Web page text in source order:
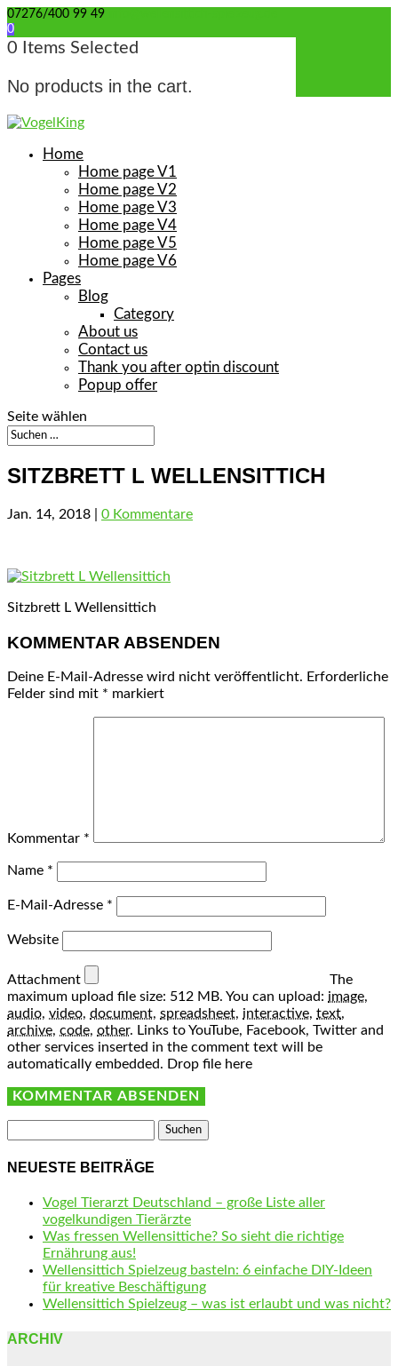
07276/400 99 49
0
0 Items Selected
No products in the cart.
Home
Home page V1
Home page V2
Home page V3
Home page V4
Home page V5
Home page V6
Pages
Blog
Category
About us
Contact us
Thank you after optin discount
Popup offer
Seite wählen
SITZBRETT L WELLENSITTICH
Jan. 14, 2018 0 Kommentare
Sitzbrett L Wellensittich
KOMMENTAR ABSENDEN
Deine E-Mail-Adresse wird nicht veröffentlicht. Erforderliche
Felder sind mit * markiert
Kommentar *
Name *
E-Mail-Adresse *
Website
Attachment
The
maximum upload file size: 512 MB. You can upload: image,
audio, video, document, spreadsheet, interactive, text,
archive, code, other. Links to YouTube, Facebook, Twitter and
other services inserted in the comment text will be
automatically embedded. Drop file here
nach:
NEUESTE BEITRÄGE
Vogel Tierarzt Deutschland – große Liste aller
vogelkundigen Tierärzte
Was fressen Wellensittiche? So sieht die richtige
Ernährung aus!
Wellensittich Spielzeug basteln: 6 einfache DIY-Ideen
für kreative Beschäftigung
Wellensittich Spielzeug – was ist erlaubt und was nicht?
ARCHIV